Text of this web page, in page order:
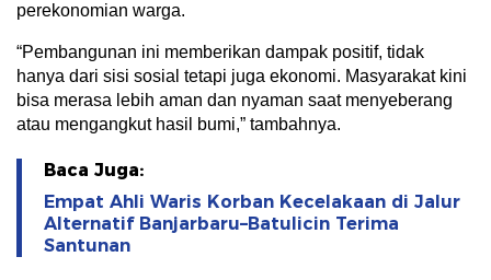
perekonomian warga.
“Pembangunan ini memberikan dampak positif, tidak
hanya dari sisi sosial tetapi juga ekonomi. Masyarakat kini
bisa merasa lebih aman dan nyaman saat menyeberang
atau mengangkut hasil bumi,” tambahnya.
Baca Juga:
Empat Ahli Waris Korban Kecelakaan di Jalur
Alternatif Banjarbaru–Batulicin Terima
Santunan